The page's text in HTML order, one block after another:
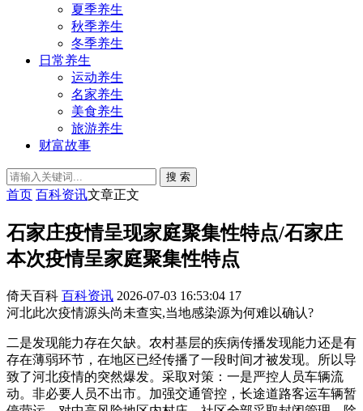
夏季养生
秋季养生
冬季养生
日常养生
运动养生
名家养生
美食养生
旅游养生
财富故事
搜 索
首页 百科资讯文章正文
石家庄疫情呈现家庭聚集性特点/石家庄
本次疫情呈家庭聚集性特点
倚天百科 百科资讯 2026-07-03 16:53:04 17
河北此次疫情源头尚未查实,当地感染源为何难以确认?
二是发现能力存在欠缺。农村基层的疾病传播发现能力还是有
存在薄弱环节，在地区已经传播了一段时间才被发现。所以导
致了河北疫情的突然爆发。采取对策：一是严控人员车辆流
动。非必要人员不出市。加强交通管控，长途道路客运车辆暂